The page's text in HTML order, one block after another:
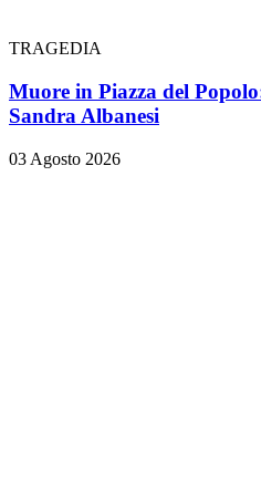
TRAGEDIA
Muore in Piazza del
Sandra Albanesi
03 Agosto 2026